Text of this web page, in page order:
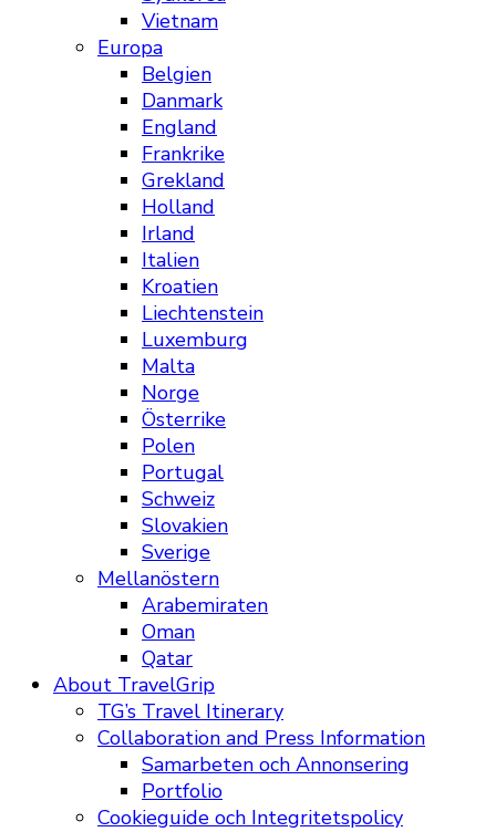
Vietnam
Europa
Belgien
Danmark
England
Frankrike
Grekland
Holland
Irland
Italien
Kroatien
Liechtenstein
Luxemburg
Malta
Norge
Österrike
Polen
Portugal
Schweiz
Slovakien
Sverige
Mellanöstern
Arabemiraten
Oman
Qatar
About TravelGrip
TG’s Travel Itinerary
Collaboration and Press Information
Samarbeten och Annonsering
Portfolio
Cookieguide och Integritetspolicy